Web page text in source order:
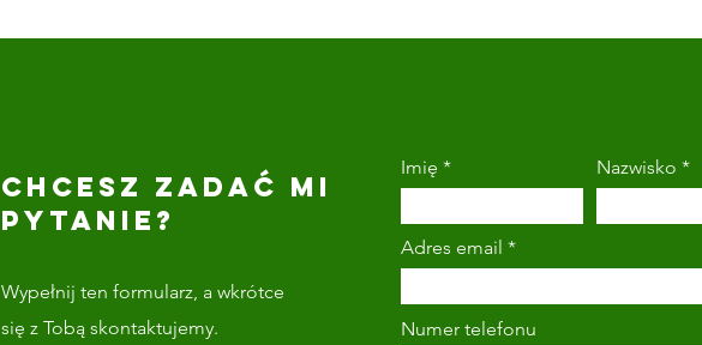
CHCESZ ZADAĆ MI
PYTANIE?
Wypełnij ten formularz, a wkrótce
się z Tobą skontaktujemy.
Imię Nazwisko
Adres email
Numer telefonu